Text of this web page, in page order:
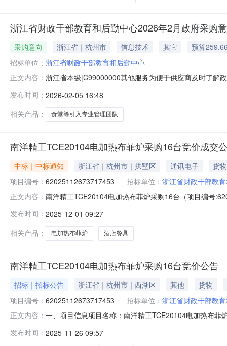
浙江省财政干部教育和后勤中心2026年2月政府采购
采购意向 浙江省｜杭州市 信息技术 其它
预算
招标单位： 浙江省财政干部教育和后勤中心
正文内容： 浙江省本级|C99000000其他服务为便于供应商及时了解
额是落实政府采购政策功能情况落实政府采购相关政策
采
发布时间： 2026-02-05 16:48
相关产品：
食堂等引入专业管理团队
南洋精工TCE20104电加热布菲炉采购16台竞价成交
中标｜中标通知 浙江省｜杭州市｜拱墅区 通讯电子
货物
项目编号： 62025112673717453 招标单位： 浙江省财政干部教
正文内容： 南洋精工TCE20104电加热布菲炉采购16台（项目编号
11-2609:21-2025-11-2818:00二、采购单位信息采购单
发布时间： 2025-12-01 09:27
相关产品：
电加热布菲炉 酒店餐具
南洋精工TCE20104电加热布菲炉采购16台竞价公告
招标｜招标公告 浙江省｜杭州市｜西湖区 其他
货物
项目编号： 62025112673717453 招标单位： 浙江省财政干部教
正文内容： 一、项目信息项目名称：南洋精工TCE20104电加热布
量控制金额(元)意向品牌酒店餐具核心参数要求:商品类
发布时间： 2025-11-26 09:57